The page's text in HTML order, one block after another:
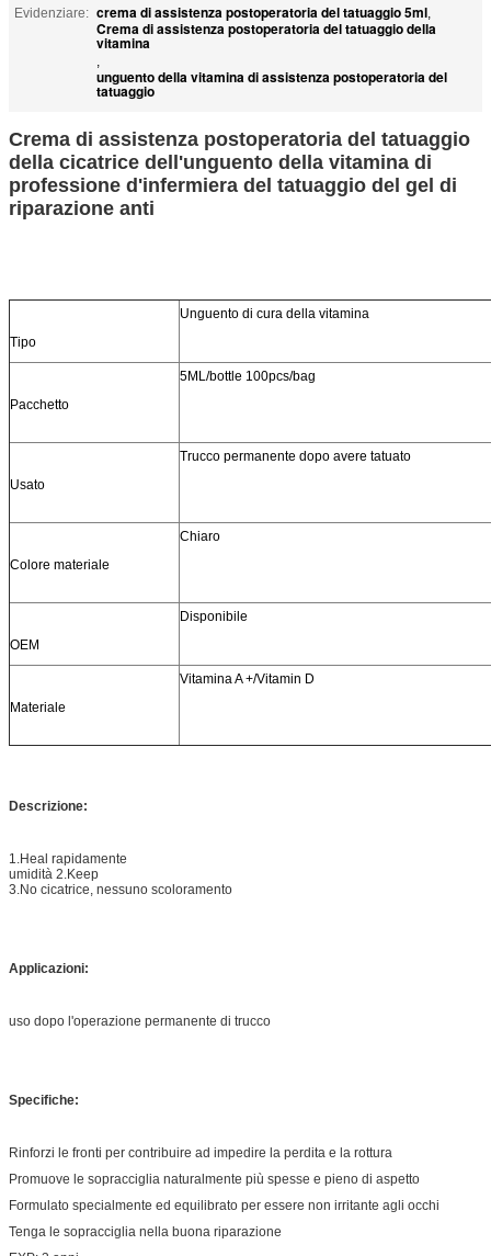
Evidenziare: crema di assistenza postoperatoria del tatuaggio 5ml,
Crema di assistenza postoperatoria del tatuaggio della
vitamina
,
unguento della vitamina di assistenza postoperatoria del
tatuaggio
Crema di assistenza postoperatoria del tatuaggio
della cicatrice dell'unguento della vitamina di
professione d'infermiera del tatuaggio del gel di
riparazione anti
Tipo
Unguento di cura della vitamina
Pacchetto
5ML/bottle 100pcs/bag
Usato
Trucco permanente dopo avere tatuato
Colore materiale
Chiaro
OEM
Disponibile
Materiale
Vitamina A +/Vitamin D
Descrizione:
1.Heal rapidamente
umidità 2.Keep
3.No cicatrice, nessuno scoloramento
Applicazioni:
uso dopo l'operazione permanente di trucco
Specifiche:
Rinforzi le fronti per contribuire ad impedire la perdita e la rottura
Promuove le sopracciglia naturalmente più spesse e pieno di aspetto
Formulato specialmente ed equilibrato per essere non irritante agli occhi
Tenga le sopracciglia nella buona riparazione